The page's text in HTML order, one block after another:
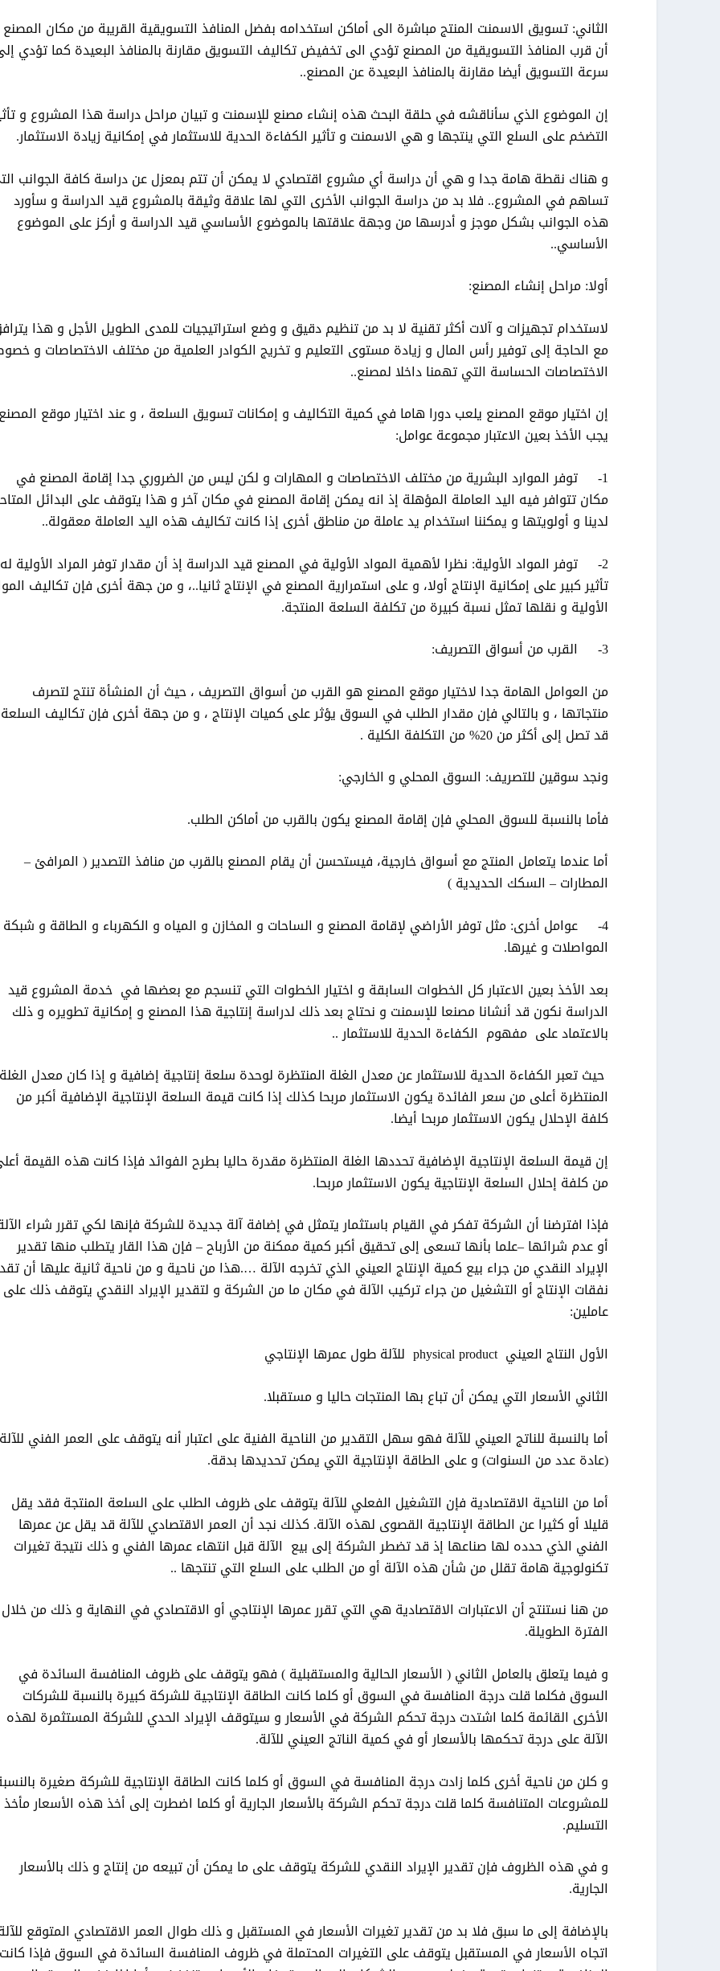
الثاني: تسويق الاسمنت المنتج مباشرة الى أماكن استخدامه بفضل المنافذ التسويقية القريبة من مكان المصنع
أن قرب المنافذ التسويقية من المصنع تؤدي الى تخفيض تكاليف التسويق مقارنة بالمنافذ البعيدة كما تؤدي
سرعة التسويق أيضا مقارنة بالمنافذ البعيدة عن المصنع..
إن الموضوع الذي سأناقشه في حلقة البحث هذه إنشاء مصنع للإسمنت و تبيان مراحل دراسة هذا المشروع و
التضخم على السلع التي ينتجها و هي الاسمنت و تأثير الكفاءة الحدية للاستثمار في إمكانية زيادة الاستثمار.
و هناك نقطة هامة جدا و هي أن دراسة أي مشروع اقتصادي لا يمكن أن تتم بمعزل عن دراسة كافة الجوانب
تساهم في المشروع.. فلا بد من دراسة الجوانب الأخرى التي لها علاقة وثيقة بالمشروع قيد الدراسة و سأورد
هذه الجوانب بشكل موجز و أدرسها من وجهة علاقتها بالموضوع الأساسي قيد الدراسة و أركز على الموضوع
الأساسي..
أولا: مراحل إنشاء المصنع:
لاستخدام تجهيزات و آلات أكثر تقنية لا بد من تنظيم دقيق و وضع استراتيجيات للمدى الطويل الأجل و هذا
مع الحاجة إلى توفير رأس المال و زيادة مستوى التعليم و تخريج الكوادر العلمية من مختلف الاختصاصات و
الاختصاصات الحساسة التي تهمنا داخلا لمصنع..
إن اختيار موقع المصنع يلعب دورا هاما في كمية التكاليف و إمكانات تسويق السلعة ، و عند اختيار موقع
يجب الأخذ بعين الاعتبار مجموعة عوامل:
1- توفر الموارد البشرية من مختلف الاختصاصات و المهارات و لكن ليس من الضروري جدا إقامة المصنع في
مكان تتوافر فيه اليد العاملة المؤهلة إذ انه يمكن إقامة المصنع في مكان آخر و هذا يتوقف على البدائل
لدينا و أولويتها و يمكننا استخدام يد عاملة من مناطق أخرى إذا كانت تكاليف هذه اليد العاملة معقولة..
2- توفر المواد الأولية: نظرا لأهمية المواد الأولية في المصنع قيد الدراسة إذ أن مقدار توفر المراد الأولية له
تأثير كبير على إمكانية الإنتاج أولا، و على استمرارية المصنع في الإنتاج ثانيا..، و من جهة أخرى فإن تكاليف
الأولية و نقلها تمثل نسبة كبيرة من تكلفة السلعة المنتجة.
3- القرب من أسواق التصريف:
من العوامل الهامة جدا لاختيار موقع المصنع هو القرب من أسواق التصريف ، حيث أن المنشأة تنتج لتصرف
منتجاتها ، و بالتالي فإن مقدار الطلب في السوق يؤثر على كميات الإنتاج ، و من جهة أخرى فإن تكاليف
قد تصل إلى أكثر من 20% من التكلفة الكلية .
ونجد سوقين للتصريف: السوق المحلي و الخارجي:
فأما بالنسبة للسوق المحلي فإن إقامة المصنع يكون بالقرب من أماكن الطلب.
أما عندما يتعامل المنتج مع أسواق خارجية، فيستحسن أن يقام المصنع بالقرب من منافذ التصدير ( المرافئ –
المطارات – السكك الحديدية )
4- عوامل أخرى: مثل توفر الأراضي لإقامة المصنع و الساحات و المخازن و المياه و الكهرباء و الطاقة و شبكة
المواصلات و غيرها.
بعد الأخذ بعين الاعتبار كل الخطوات السابقة و اختيار الخطوات التي تنسجم مع بعضها في خدمة المشروع قيد
الدراسة نكون قد أنشانا مصنعا للإسمنت و نحتاج بعد ذلك لدراسة إنتاجية هذا المصنع و إمكانية تطويره و ذلك
بالاعتماد على مفهوم الكفاءة الحدية للاستثمار ..
حيث تعبر الكفاءة الحدية للاستثمار عن معدل الغلة المنتظرة لوحدة سلعة إنتاجية إضافية و إذا كان معدل
المنتظرة أعلى من سعر الفائدة يكون الاستثمار مربحا كذلك إذا كانت قيمة السلعة الإنتاجية الإضافية أكبر من
كلفة الإحلال يكون الاستثمار مربحا أيضا.
إن قيمة السلعة الإنتاجية الإضافية تحددها الغلة المنتظرة مقدرة حاليا بطرح الفوائد فإذا كانت هذه القيمة
من كلفة إحلال السلعة الإنتاجية يكون الاستثمار مربحا.
فإذا افترضنا أن الشركة تفكر في القيام باستثمار يتمثل في إضافة آلة جديدة للشركة فإنها لكي تقرر شراء
أو عدم شرائها –علما بأنها تسعى إلى تحقيق أكبر كمية ممكنة من الأرباح – فإن هذا القار يتطلب منها تقدير
الإيراد النقدي من جراء بيع كمية الإنتاج العيني الذي تخرجه الآلة ….هذا من ناحية و من ناحية ثانية عليها أن
نفقات الإنتاج أو التشغيل من جراء تركيب الآلة في مكان ما من الشركة و لتقدير الإيراد النقدي يتوقف ذلك على
عاملين:
الأول النتاج العيني physical product للآلة طول عمرها الإنتاجي
الثاني الأسعار التي يمكن أن تباع بها المنتجات حاليا و مستقبلا.
أما بالنسبة للناتج العيني للآلة فهو سهل التقدير من الناحية الفنية على اعتبار أنه يتوقف على العمر الفني
(عادة عدد من السنوات) و على الطاقة الإنتاجية التي يمكن تحديدها بدقة.
أما من الناحية الاقتصادية فإن التشغيل الفعلي للآلة يتوقف على ظروف الطلب على السلعة المنتجة فقد يقل
قليلا أو كثيرا عن الطاقة الإنتاجية القصوى لهذه الآلة. كذلك نجد أن العمر الاقتصادي للآلة قد يقل عن عمرها
الفني الذي حدده لها صناعها إذ قد تضطر الشركة إلى بيع الآلة قبل انتهاء عمرها الفني و ذلك نتيجة تغيرات
تكنولوجية هامة تقلل من شأن هذه الآلة أو من الطلب على السلع التي تنتجها ..
من هنا نستنتج أن الاعتبارات الاقتصادية هي التي تقرر عمرها الإنتاجي أو الاقتصادي في النهاية و ذلك من خلال
الفترة الطويلة.
و فيما يتعلق بالعامل الثاني ( الأسعار الحالية والمستقبلية ) فهو يتوقف على ظروف المنافسة السائدة في
السوق فكلما قلت درجة المنافسة في السوق أو كلما كانت الطاقة الإنتاجية للشركة كبيرة بالنسبة للشركات
الأخرى القائمة كلما اشتدت درجة تحكم الشركة في الأسعار و سيتوقف الإيراد الحدي للشركة المستثمرة لهذه
الآلة على درجة تحكمها بالأسعار أو في كمية الناتج العيني للآلة.
و كلن من ناحية أخرى كلما زادت درجة المنافسة في السوق أو كلما كانت الطاقة الإنتاجية للشركة صغيرة
للمشروعات المتنافسة كلما قلت درجة تحكم الشركة بالأسعار الجارية أو كلما اضطرت إلى أخذ هذه الأسعار مأخذ
التسليم.
و في هذه الظروف فإن تقدير الإيراد النقدي للشركة يتوقف على ما يمكن أن تبيعه من إنتاج و ذلك بالأسعار
الجارية.
بالإضافة إلى ما سبق فلا بد من تقدير تغيرات الأسعار في المستقبل و ذلك طوال العمر الاقتصادي المتوقع
اتجاه الأسعار في المستقبل يتوقف على التغيرات المحتملة في ظروف المنافسة السائدة في السوق فإذا